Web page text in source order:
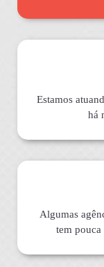
Estamos
há
Algumas
tem